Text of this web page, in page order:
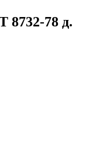
8732-78 д.